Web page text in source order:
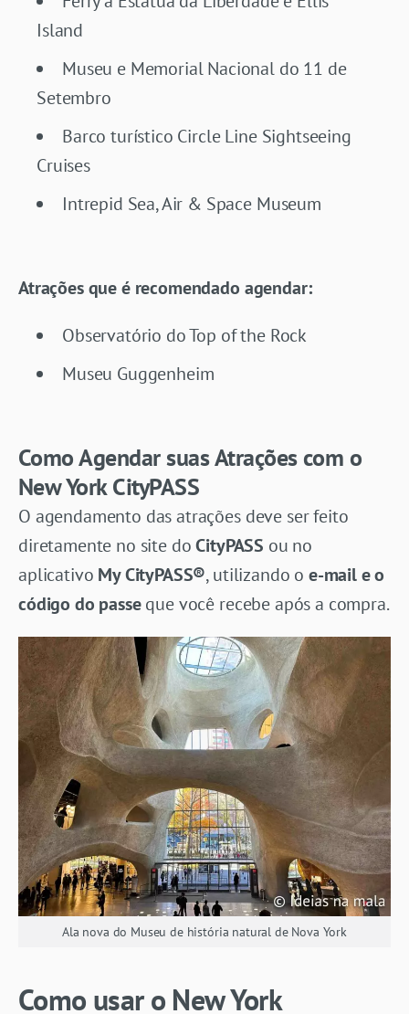
Island
Museu e Memorial Nacional do 11 de
Setembro
Barco turístico Circle Line Sightseeing
Cruises
Intrepid Sea, Air & Space Museum
Atrações que é recomendado agendar:
Observatório do Top of the Rock
Museu Guggenheim
Como Agendar suas Atrações com o
New York CityPASS
O agendamento das atrações deve ser feito
diretamente no site doCityPASS ou no
aplicativo My CityPASS®, utilizando o e-mail e o
código do passeque você recebe após a compra.
Ala nova do Museu de história natural de Nova York
Como usar o New York